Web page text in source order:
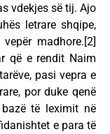
vdekjes së tij. Ajo
letrare shqipe,
madhore.[2]
që e rendit Naim
pasi vepra e
por duke qenë
të leximit në
e para të